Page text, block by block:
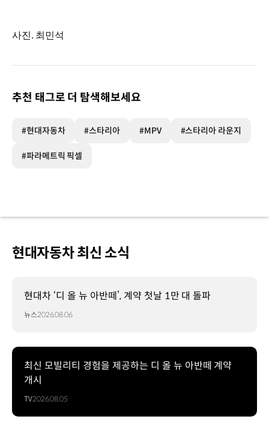
사진. 최민석
추천 태그로 더 탐색해보세요
#현대자동차 #스타리아 #MPV #스타리아 라운지
#파라메트릭 픽셀
현대자동차 최신 소식
현대차 ‘디 올 뉴 아반떼’, 계약 첫날 1만 대 돌파
뉴스2026.08.06
최신 모빌리티 경험을 제공하는 디 올 뉴 아반떼 계약
개시
TV2026.08.05